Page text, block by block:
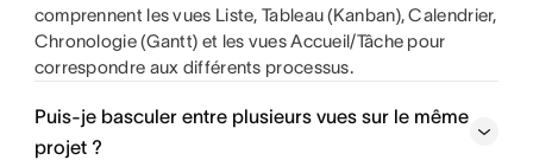
comprennent les vues Liste, Tableau (Kanban), Calendrier,
Chronologie (Gantt) et les vues Accueil/Tâche pour
correspondre aux différents processus.
Puis-je basculer entre plusieurs vues sur le même
projet ?